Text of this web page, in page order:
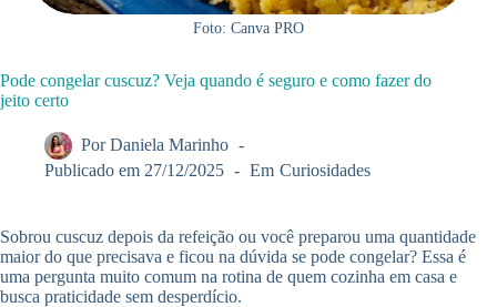
Foto: Canva PRO
Pode congelar cuscuz? Veja quando é seguro e como fazer do
jeito certo
Por Daniela Marinho
Publicado em 27/12/2025 Em Curiosidades
Sobrou cuscuz depois da refeição ou você preparou uma quantidade
maior do que precisava e ficou na dúvida se pode congelar? Essa é
uma pergunta muito comum na rotina de quem cozinha em casa e
busca praticidade sem desperdício.